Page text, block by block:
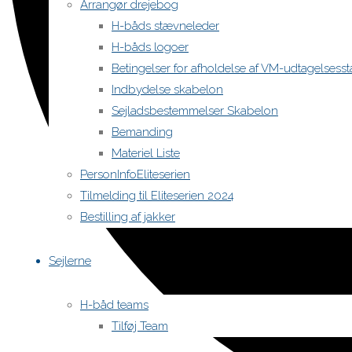
Arrangør drejebog
H-båds stævneleder
H-båds logoer
Betingelser for afholdelse af VM-
Indbydelse skabelon
Sejladsbestemmelser Skabelon
Bemanding
Materiel Liste
PersonInfoEliteserien
Tilmelding til Eliteserien 2024
Bestilling af jakker
Sejlerne
H-båd teams
Tilføj Team